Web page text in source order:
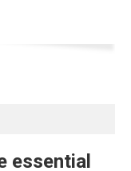
essential